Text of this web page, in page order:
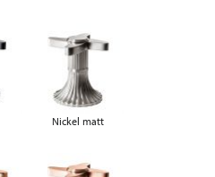
Nickel matt